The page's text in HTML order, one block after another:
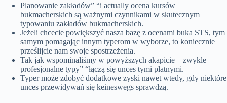
Planowanie zakładów” “i actually ocena kursów
bukmacherskich są ważnymi czynnikami w skutecznym
typowaniu zakładów bukmacherskich.
Jeżeli chcecie powiększyć nasza bazę z ocenami buka STS, tym
samym pomagając innym typerom w wyborze, to koniecznie
prześlijcie nam swoje spostrzeżenia.
Tak jak wspominaliśmy w powyższych akapicie – zwykle
profesjonalne typy” “łączą się unces tymi płatnymi.
Typer może zdobyć dodatkowe zyski nawet wtedy, gdy niektóre
unces przewidywań się keineswegs sprawdzą.